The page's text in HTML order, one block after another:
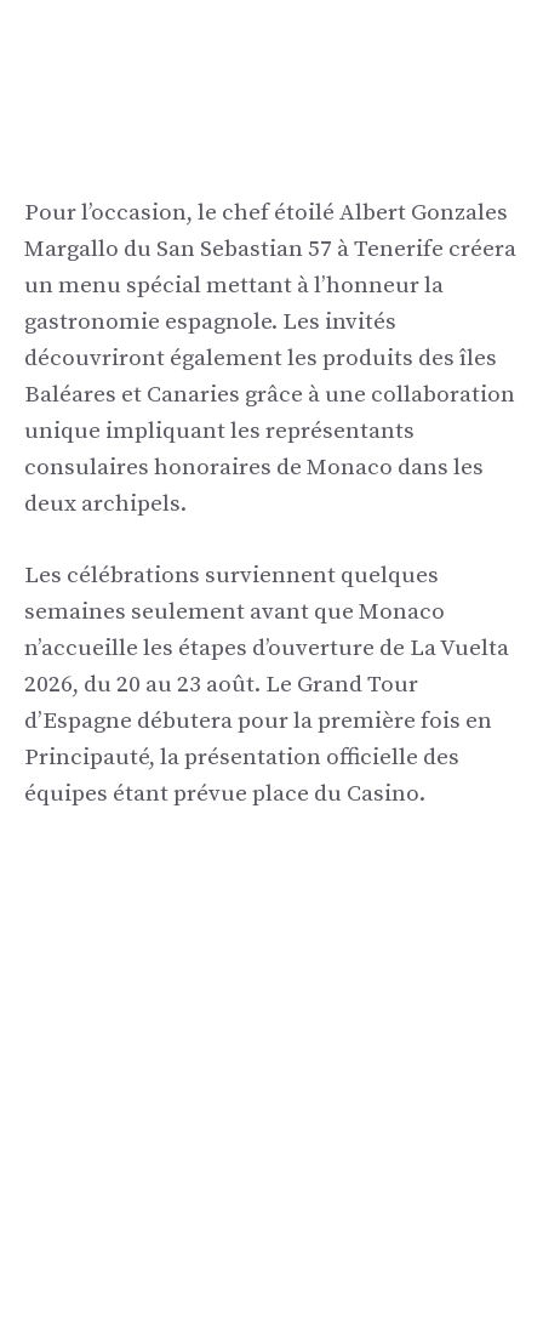
Pour l’occasion, le chef étoilé Albert Gonzales
Margallo du San Sebastian 57 à Tenerife créera
un menu spécial mettant à l’honneur la
gastronomie espagnole. Les invités
découvriront également les produits des îles
Baléares et Canaries grâce à une collaboration
unique impliquant les représentants
consulaires honoraires de Monaco dans les
deux archipels.
Les célébrations surviennent quelques
semaines seulement avant que Monaco
n’accueille les étapes d’ouverture de La Vuelta
2026, du 20 au 23 août. Le Grand Tour
d’Espagne débutera pour la première fois en
Principauté, la présentation officielle des
équipes étant prévue place du Casino.